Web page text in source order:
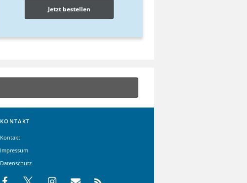
Jetzt bestellen
KONTAKT
Kontakt
Impressum
Datenschutz